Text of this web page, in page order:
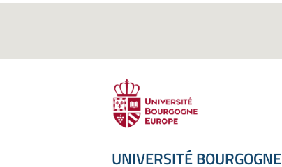
UNIVERSITÉ BOURGOGNE